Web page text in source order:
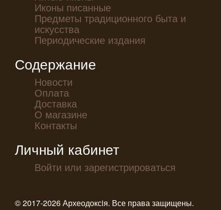
Иконы писанные
Предметы традиционного быта и
искусства
Периодические издания
Содержание
Новости
Оплата
Доставка
О магазине
Контакты
Личный кабинет
Войти или зарегистрироваться
© 2017-2026 Археодоксiя. Все права защищены.